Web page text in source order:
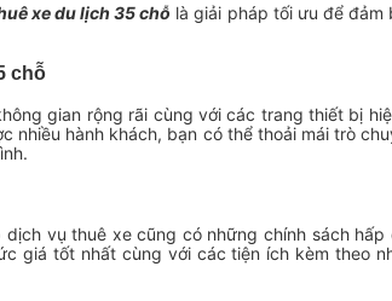
xe du lịch 35 chỗ là giải pháp tối ưu để đảm
chỗ
gian rộng rãi cùng với các trang thiết bị
nhiều hành khách, bạn có thể thoải mái trò
vụ thuê xe cũng có những chính sách
giá tốt nhất cùng với các tiện ích kèm theo